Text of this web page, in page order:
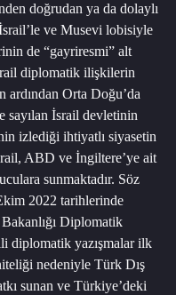
doğrudan ya da dolaylı
ve Musevi lobisiyle
de “gayriresmi” alt
diplomatik ilişkilerin
ardından Orta Doğu’da
sayılan İsrail devletinin
izlediği ihtiyatlı siyasetin
ABD ve İngiltere’ye ait
sunmaktadır. Söz
2022 tarihlerinde
Bakanlığı Diplomatik
diplomatik yazışmalar ilk
nedeniyle Türk Dış
sunan ve Türkiye’deki